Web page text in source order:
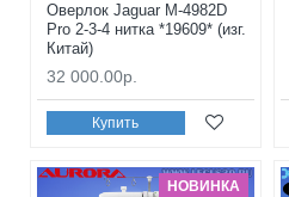
Оверлок Jaguar M-4982D
Pro 2-3-4 нитка *19609* (изг.
Китай)
32 000.00р.
Купить
НОВИНКА